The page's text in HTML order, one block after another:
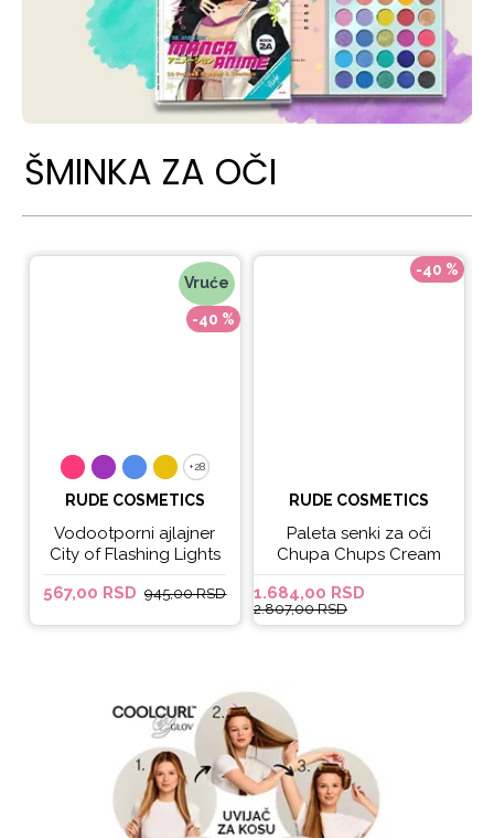
ŠMINKA ZA OČI
Vruće
-40 %
+28
+28
RUDE COSMETICS
Vodootporni ajlajner
City of Flashing Lights
Micro Retractable Liner
- It's Lit
567,00 RSD 945,00 RSD
-40 %
RUDE COSMETICS
Paleta senki za oči
Chupa Chups Cream
Soda
1.684,00 RSD
2.807,00 RSD